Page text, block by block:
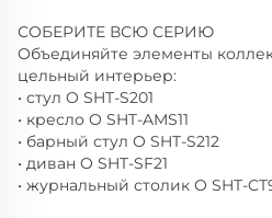
СОБЕРИТЕ ВСЮ СЕРИЮ
Объединяйте элементы
цельный интерьер:
• стул O SHT-S201
• кресло O SHT-AMS11
• барный стул O SHT-S212
• диван O SHT-SF21
• журнальный столик O SHT-